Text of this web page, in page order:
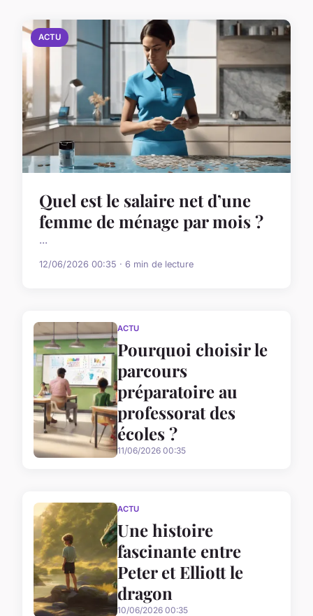
ACTU
Quel est le salaire net d’une
femme de ménage par mois ?
...
12/06/2026 00:35 · 6 min de lecture
ACTU
Pourquoi choisir le
parcours
préparatoire au
professorat des
écoles ?
11/06/2026 00:35
ACTU
Une histoire
fascinante entre
Peter et Elliott le
dragon
10/06/2026 00:35